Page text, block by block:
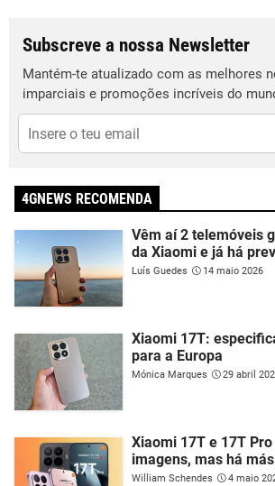
Subscreve a nossa Newsletter
Mantém-te atualizado com as melhores
imparciais e promoções incríveis do
4GNEWS RECOMENDA
Vêm aí 2 telemóveis
da Xiaomi e já há
Luís Guedes 14 maio 2026
Xiaomi 17T:
para a Europa
Mónica Marques 29 abril
Xiaomi 17T e 17T
imagens, mas há
William Schendes 4 maio